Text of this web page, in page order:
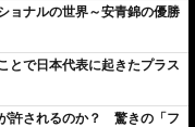
ョナルの世界～安青錦の優勝
とで日本代表に起きたプラス
許されるのか？ 驚きの「フ